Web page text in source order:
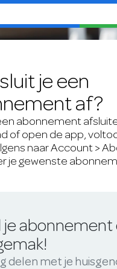
je een
af?
abonnement
of open de app,
naar Account >
je gewenste
je abonnement
delen met je